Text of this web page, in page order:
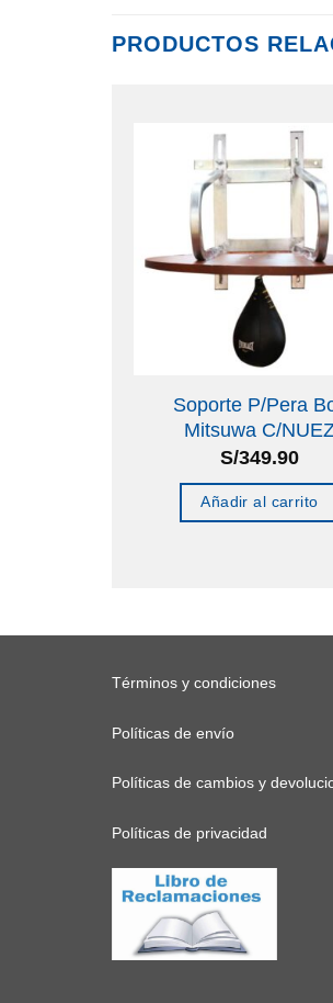
PRODUCTOS
Soporte P/Pera
Mitsuwa C/
S/349.90
Añadir al carrito
Términos y condiciones
Políticas de envío
Políticas de cambios y
Políticas de privacidad